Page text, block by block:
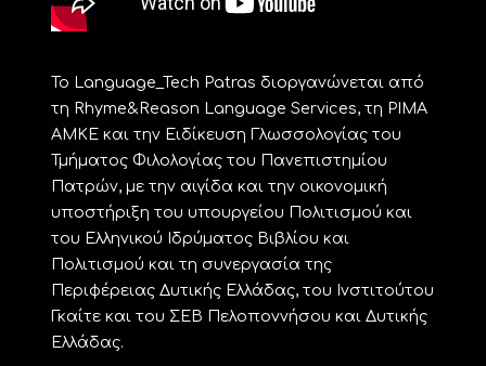
Το Language_Tech Patras διοργανώνεται από
τη Rhyme&Reason Language Services, τη ΡΙΜΑ
ΑΜΚΕ και την Ειδίκευση Γλωσσολογίας του
Τμήματος Φιλολογίας του Πανεπιστημίου
Πατρών, με την αιγίδα και την οικονομική
υποστήριξη του υπουργείου Πολιτισμού και
του Ελληνικού Ιδρύματος Βιβλίου και
Πολιτισμού και τη συνεργασία της
Περιφέρειας Δυτικής Ελλάδας, του Ινστιτούτου
Γκαίτε και του ΣΕΒ Πελοποννήσου και Δυτικής
Ελλάδας.